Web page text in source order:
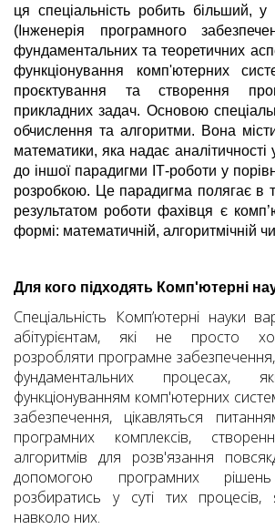
ця спеціальність робить більший, у
(Інженерія програмного
фундаментальних та теоретичних
функціонування комп'ютерних
проєктування та створення
прикладних задач. Основою
обчислення та алгоритми. Вона
математики, яка надає аналітичності
до іншої парадигми ІТ-роботи у
розробкою. Це парадигма полягає в
результатом роботи фахівця є
формі: математичній, алгоритмічній
Для кого підходять Комп'ютерні
Спеціальність Комп’ютерні науки
абітурієнтам, які не просто
розробляти програмне забезпечення,
фундаментальних процесах,
функціонуванням комп'ютерних
забезпечення, цікавляться
програмних комплексів,
алгоритмів для розв'язання
допомогою програмних
розбиратись у суті тих процесів,
навколо них.